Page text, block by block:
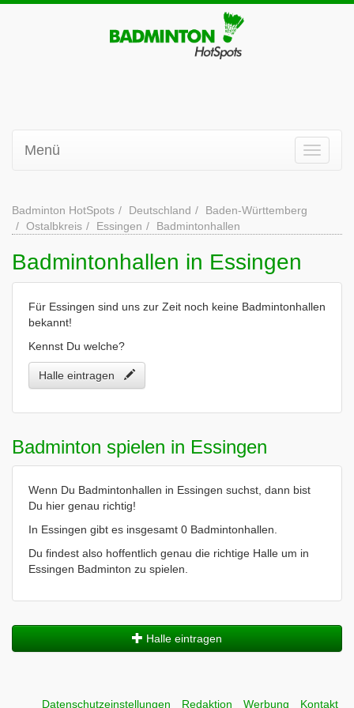
Menü
Badminton HotSpots Deutschland
Baden-Württemberg
Ostalbkreis
Essingen Badmintonhallen
Badmintonhallen in Essingen
Für Essingen sind uns zur Zeit noch keine Badmintonhallen
bekannt!
Kennst Du welche?
Halle eintragen
Badminton spielen in Essingen
Wenn Du Badmintonhallen in Essingen suchst, dann bist
Du hier genau richtig!
In Essingen gibt es insgesamt 0 Badmintonhallen.
Du findest also hoffentlich genau die richtige Halle um in
Essingen Badminton zu spielen.
Halle eintragen
Datenschutzeinstellungen Redaktion Werbung Kontakt